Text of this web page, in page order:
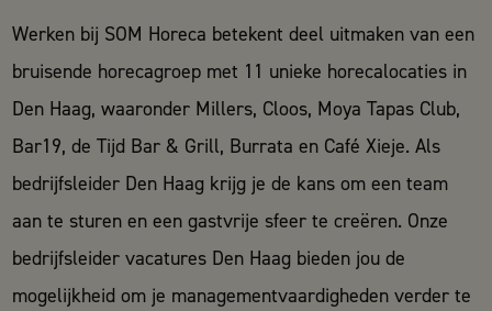
Werken bij SOM Horeca betekent deel uitmaken van een
bruisende horecagroep met 11 unieke horecalocaties in
Den Haag, waaronder Millers, Cloos, Moya Tapas Club,
Bar19, de Tijd Bar & Grill, Burrata en Café Xieje. Als
bedrijfsleider Den Haag krijg je de kans om een team
aan te sturen en een gastvrije sfeer te creëren. Onze
bedrijfsleider vacatures Den Haag bieden jou de
mogelijkheid om je managementvaardigheden verder te